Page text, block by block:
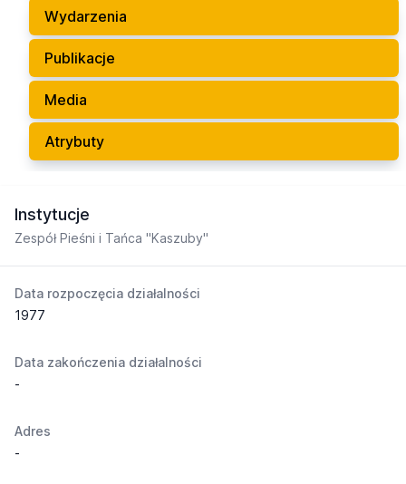
Wydarzenia
Publikacje
Media
Atrybuty
Instytucje
Zespół Pieśni i Tańca "Kaszuby"
Data rozpoczęcia działalności
1977
Data zakończenia działalności
-
Adres
-